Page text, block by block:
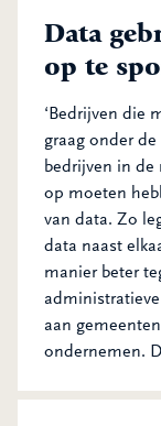
Data
op te
‘Bedrijven die
graag onder
bedrijven in de
op moeten
van data. Zo
data naast
manier beter
aan
ondernemen.